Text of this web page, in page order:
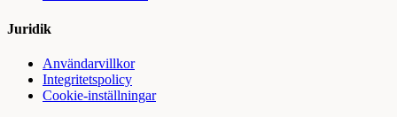
Juridik
Användarvillkor
Integritetspolicy
Cookie-inställningar